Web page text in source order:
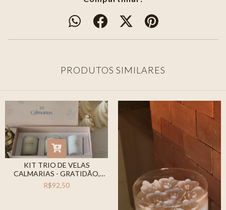
PRODUTOS SIMILARES
KIT TRIO DE VELAS
CALMARIAS - GRATIDÃO,
PAZ E FÉ
R$92,50